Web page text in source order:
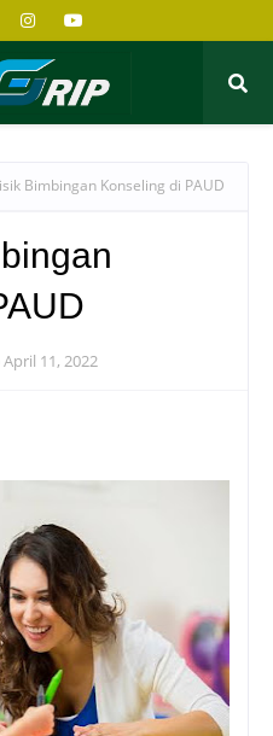
Bimbingan Konseling di PAUD
April 11, 2022